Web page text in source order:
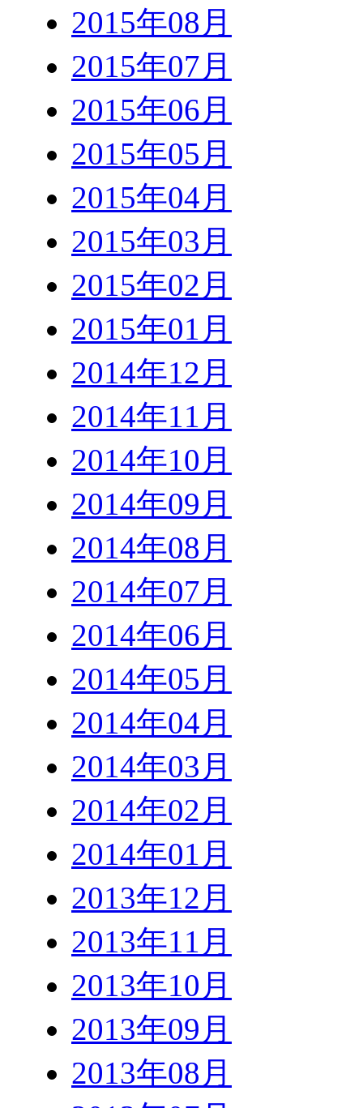
2015年08月
2015年07月
2015年06月
2015年05月
2015年04月
2015年03月
2015年02月
2015年01月
2014年12月
2014年11月
2014年10月
2014年09月
2014年08月
2014年07月
2014年06月
2014年05月
2014年04月
2014年03月
2014年02月
2014年01月
2013年12月
2013年11月
2013年10月
2013年09月
2013年08月